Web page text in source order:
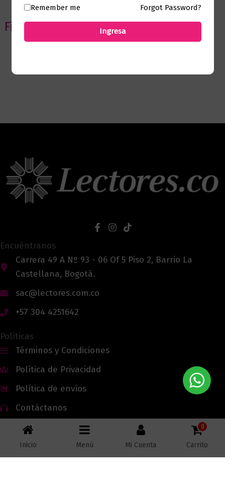
Filtrar por editorial
Encuéntranos
Carrera 49 A Nº 93 - 06 Of 5 Piso 2, Barrio La
Castellana, Bogotá.
sac@lectores.com.co
+57 304 4251642
Políticas
Términos y Condiciones
Política de Privacidad
Política de envíos
Contáctanos
Todos los derechos reservados © 2026 Lectores.co |
Inicio Menú Mi Cuenta
0
Carrito
Remember me Forgot Password?
Ingresa